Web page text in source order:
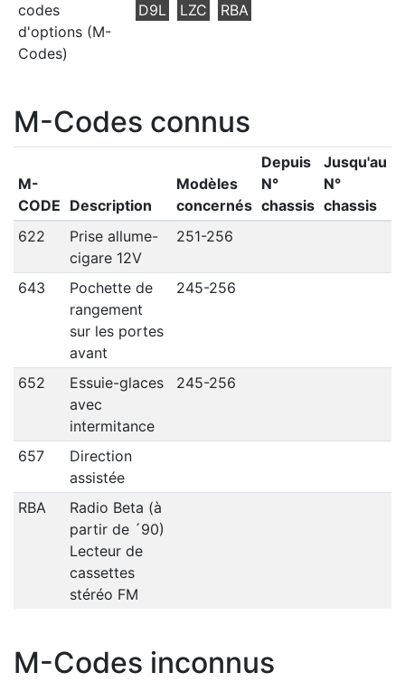
codes
d'options (M-
Codes)
D9L
LZC RBA
M-Codes connus
M-
CODE Description
Modèles
concernés
Depuis
N°
chassis
Jusqu'au
N°
chassis
622
Prise allume-
cigare 12V
251-256
643
Pochette de
rangement
sur les portes
avant
245-256
652
Essuie-glaces
avec
intermitance
245-256
657
Direction
assistée
RBA
Radio Beta (à
partir de ´90)
Lecteur de
cassettes
stéréo FM
M-Codes inconnus